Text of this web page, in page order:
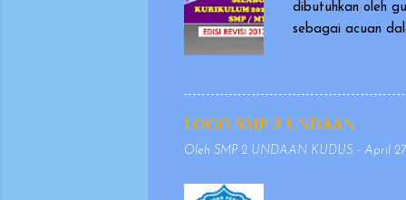
dibutuhkan oleh
sebagai acuan
dikeluarkan pada
penulisan yang
agar
keselarasan
LOGO SMP 2 UNDAAN
Oleh SMP 2 UNDAAN KUDUS - April